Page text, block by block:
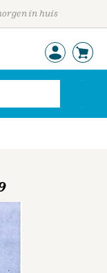
in huis